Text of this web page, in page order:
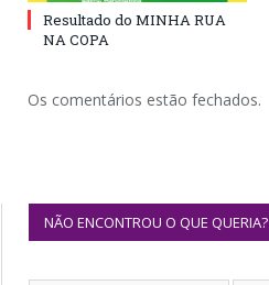
Resultado do MINHA RUA
NA COPA
Os comentários estão fechados.
NÃO ENCONTROU O QUE QUERIA?